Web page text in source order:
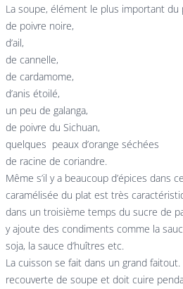
La soupe, élément le plus important du
de poivre noire,
d’ail,
de cannelle,
de cardamome,
d’anis étoilé,
un peu de galanga,
de poivre du Sichuan,
quelques peaux d’orange séchées
de racine de coriandre.
Même s’il y a beaucoup d’épices dans
caramélisée du plat est très
dans un troisième temps du sucre de
y ajoute des condiments comme la
soja, la sauce d’huîtres etc.
La cuisson se fait dans un grand
recouverte de soupe et doit cuire